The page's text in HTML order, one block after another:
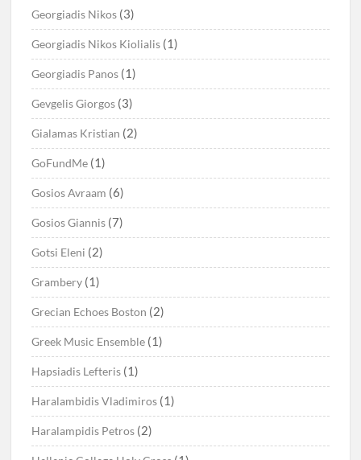
Georgiadis Nikos (3)
Georgiadis Nikos Kiolialis (1)
Georgiadis Panos (1)
Gevgelis Giorgos (3)
Gialamas Kristian (2)
GoFundMe (1)
Gosios Avraam (6)
Gosios Giannis (7)
Gotsi Eleni (2)
Grambery (1)
Grecian Echoes Boston (2)
Greek Music Ensemble (1)
Hapsiadis Lefteris (1)
Haralambidis Vladimiros (1)
Haralampidis Petros (2)